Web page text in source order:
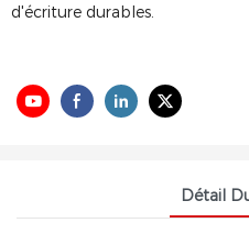
d'écriture durables.
Détail